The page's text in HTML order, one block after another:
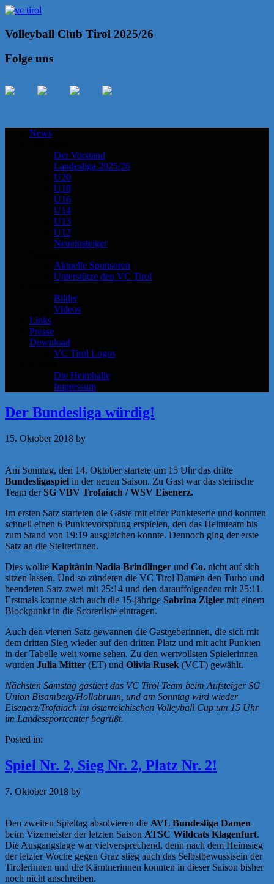
Volleyball Club Tirol 2025/26
Folge uns
News
Der Vorstand
Landesliga 2025/26
U20
U18
U16
U14
U13
U12
Neueinsteiger
Aktuelle Sponsoren
Unterstütze den VC Tirol
Bilder
Videos
Links
Presse
Download
VC Tirol Logos
Die Heimhalle
Impressum
Der Bundesliga würdig!
15. Oktober 2018 by
Am Sonntag, den 14. Oktober startete um 15 Uhr das dritte
Bundesligaspiel in der neuen Saison. Zu Gast war das steirische
Team derSG VBV Trofaiach / WSV Eisenerz.
Im ersten Satz starteten die Gäste mit einer Punkteserie und konnten
schnell einen 6 Punktevorsprung erspielen, den das Heimteam bis
zum Stand von 19:19 ausgleichen konnte. Dennoch ging der erste
Satz an die Steirerinnen.
Dies wollte Kapitänin Nadia Brindlinger und Co. nicht auf sich
sitzen lassen. Und so zündeten die VC Tirol Damen den Turbo und
beendeten Satz zwei mit 25:14 und den darauffolgenden mit 25:11.
Erstmals konnte sich auch die 15-jährige Sabrina Zigler mit einem
Blockpunkt in die Scorerliste eintragen.
Auch den vierten Satz gewannen die Gastgeberinnen, die sich mit
dem dritten Sieg wieder auf den dritten Platz und mit acht Punkten
in der Tabelle weit vorne sehen. Zu den wertvollsten Spielerinnen
wurden Julia Mitter (ET) und Olivia Rusek (VCT) gewählt.
Nächsten Samstag gastiert das VC Tirol Team beim Aufsteiger SG
Union Bisamberg/Hollabrunn, und am Sonntag wird wieder
Eisenerz/Trofaiach im österreichischen Volleyball Cup um 15 Uhr
im Landessportcenter begrüßt.
Posted in:
Spiel Nr. 2, Sieg Nr. 2, Platz Nr. 2!
7. Oktober 2018 by
Den zweiten Spieltag absolvieren die AVL Bundesliga Damen
beim Vizemeister der letzten Saison ATSC Wildcats Klagenfurt.
Die Ausgangslage war vielversprechend, denn nach dem Heimsieg
der letzter Woche gegen Graz stieg auch das Selbstbewusstsein der
Tirolerinnen und die Kärntnerinnen konnten in dieser Saison bisher
noch nicht anschreiben.